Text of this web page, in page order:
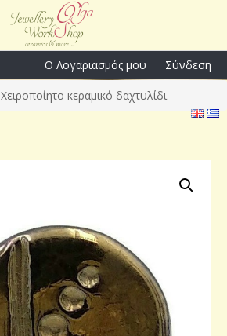
Ο Λογαριασμός μου Σύνδεση
Χειροποίητο κεραμικό δαχτυλίδι